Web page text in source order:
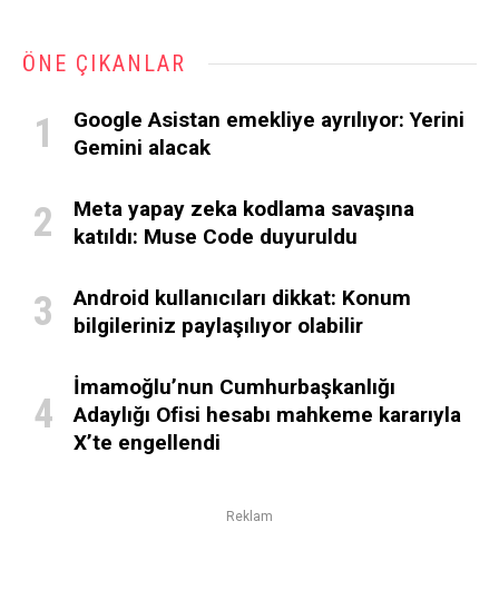
ÖNE ÇIKANLAR
Google Asistan emekliye ayrılıyor: Yerini
Gemini alacak
Meta yapay zeka kodlama savaşına
katıldı: Muse Code duyuruldu
Android kullanıcıları dikkat: Konum
bilgileriniz paylaşılıyor olabilir
İmamoğlu’nun Cumhurbaşkanlığı
Adaylığı Ofisi hesabı mahkeme kararıyla
X’te engellendi
Reklam